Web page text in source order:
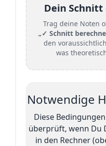
Dein
Trag deine Noten
„✓ Schnitt
den
was
Notwendige
Diese
überprüft, wenn Du
in den Rechner